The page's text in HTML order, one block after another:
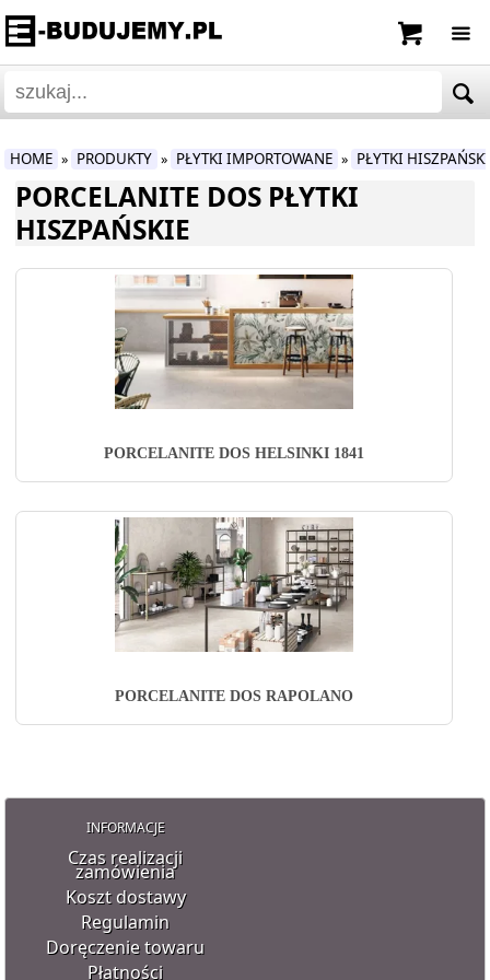
HOME » PRODUKTY » PŁYTKI IMPORTOWANE » PŁYTKI
PORCELANITE DOS PŁYTKI
HISZPAŃSKIE
PORCELANITE DOS HELSINKI 1841
PORCELANITE DOS RAPOLANO
INFORMACJE
Czas realizacji
zamówienia
Koszt dostawy
Regulamin
Doręczenie towaru
Płatności